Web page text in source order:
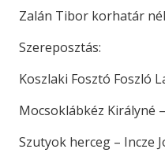
Zalán Tibor korhatár
Szereposztás:
Koszlaki Fosztó Foszló
Mocsoklábkéz Királyné
Szutyok herceg – Incze